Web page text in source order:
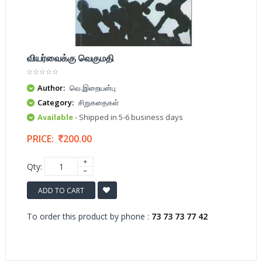
வியர்வைக்கு வெகுமதி
Author: வெ.இறையன்பு
Category: சிறுகதைகள்
Available- Shipped in 5-6 business days
PRICE: 200.00
Qty:
ADD TO CART
To order this product by phone : 73 73 73 77 42